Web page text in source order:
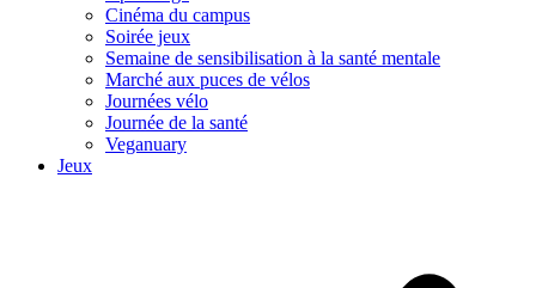
Cinéma du campus
Soirée jeux
Semaine de sensibilisation à la santé mentale
Marché aux puces de vélos
Journées vélo
Journée de la santé
Veganuary
Jeux